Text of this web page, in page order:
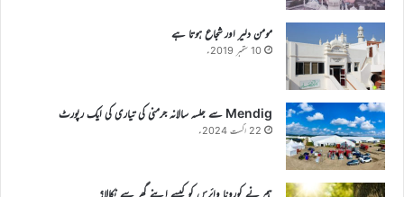
مومن دلیر اور شجاع ہوتا ہے
10 ستمبر 2019ء
Mendig سے جلسہ سالانہ جرمنی کی تیاری کی ایک رپورٹ
22 اگست 2024ء
ہم نے کورونا وائرس کو کیسے اپنے گھر سے نکالا؟